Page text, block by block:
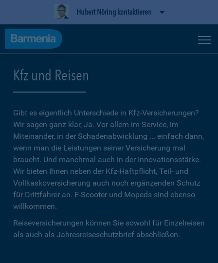
Hubert Nöring kontaktieren
Kfz und Reisen
Gibt es eigentlich Unterschiede in Kfz-Versicherungen?
Wir sagen ganz klar, Ja. Vor allem im Service, im
Miteinander, in der Schadenabwicklung ... einfach dann,
wenn man die Leistungen seiner Versicherung mal
braucht. Und manchmal auch in der Innovationsstärke.
Wir bieten Ihnen neben der Kfz-Haftpflicht, Teil- und
Vollkaskoversicherung auch noch ergänzenden Schutz
für Drittfahrer an. E-Scooter und Mopeds sind ebenso
willkommen.
Reiseversicherungen können Sie sowohl für Einzelreisen
als auch als Jahresreiseschutzbrief abschließen.